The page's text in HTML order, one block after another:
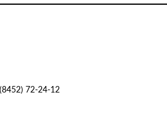
72-24-12